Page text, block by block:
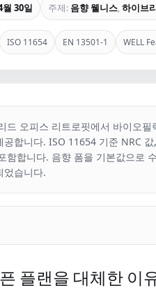
월 30일 주제: 음향 웰니스,하이브
ISO 11654 EN 13501-1 WELL
드 오피스 리트로핏에서 바이오
합니다. ISO 11654 기준 NRC
함합니다. 음향 폼을 기본값으로
었습니다.
플랜을 대체한 이